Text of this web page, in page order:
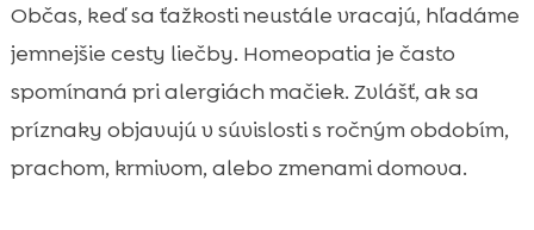
Občas, keď sa ťažkosti neustále vracajú, hľadáme
jemnejšie cesty liečby. Homeopatia je často
spomínaná pri alergiách mačiek. Zvlášť, ak sa
príznaky objavujú v súvislosti s ročným obdobím,
prachom, krmivom, alebo zmenami domova.